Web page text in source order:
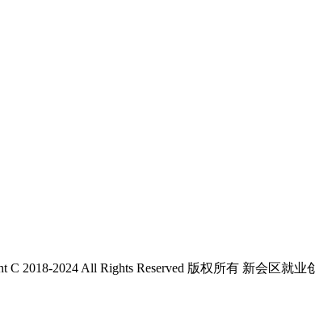
2018-2024 All Rights Reserved 版权所有 新会区就业